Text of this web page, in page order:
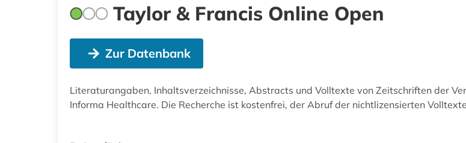
Taylor & Francis Online Open
Zur Datenbank
Literaturangaben, Inhaltsverzeichnisse, Abstracts und Volltexte von Zeitschriften der
Informa Healthcare. Die Recherche ist kostenfrei, der Abruf der nichtlizensierten